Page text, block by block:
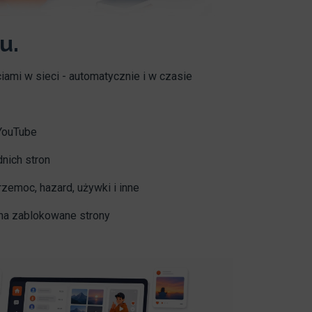
w sieci - automatycznie i w czasie
stron
hazard, używki i inne
zablokowane strony